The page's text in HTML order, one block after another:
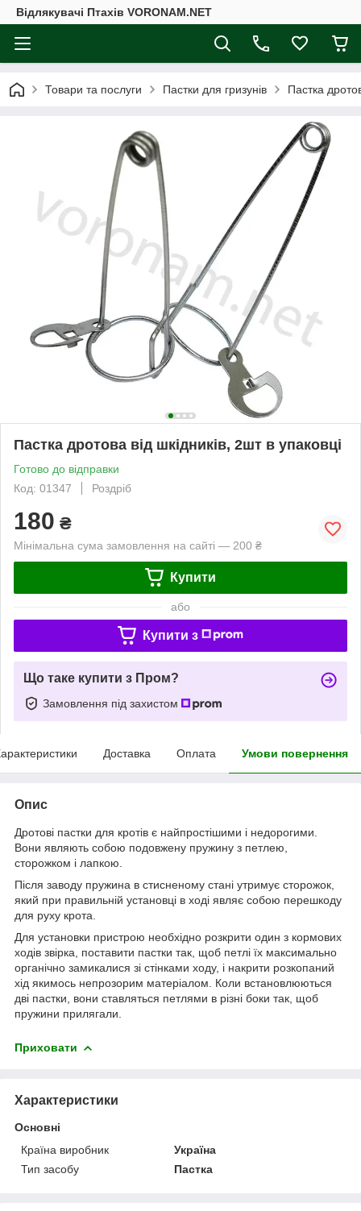
Відлякувачі Птахів VORONAM.NET
Товари та послуги Пастки для гризунів Пастка
Пастка дротова від шкідників, 2шт в упаковці
Готово до відправки
Код: 01347
Роздріб
180 ₴
Мінімальна сума замовлення на сайті — 200 ₴
Купити
або
Купити з
Що таке купити з Пром?
Замовлення під захистом
Доставка Оплата Умови повернення
Опис
Дротові пастки для кротів є найпростішими і недорогими.
Вони являють собою подовжену пружину з петлею,
сторожком і лапкою.
Після заводу пружина в стисненому стані утримує сторожок,
який при правильній установці в ході являє собою перешкоду
для руху крота.
Для установки пристрою необхідно розкрити один з кормових
ходів звірка, поставити пастки так, щоб петлі їх максимально
органічно замикалися зі стінками ходу, і накрити розкопаний
хід якимось непрозорим матеріалом. Коли встановлюються
дві пастки, вони ставляться петлями в різні боки так, щоб
пружини прилягали.
Приховати
Характеристики
Основні
Країна виробник
Україна
Тип засобу
Пастка